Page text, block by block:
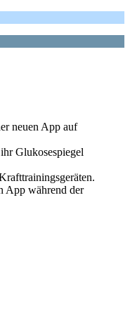
neuen App auf
Glukosespiegel
App während der